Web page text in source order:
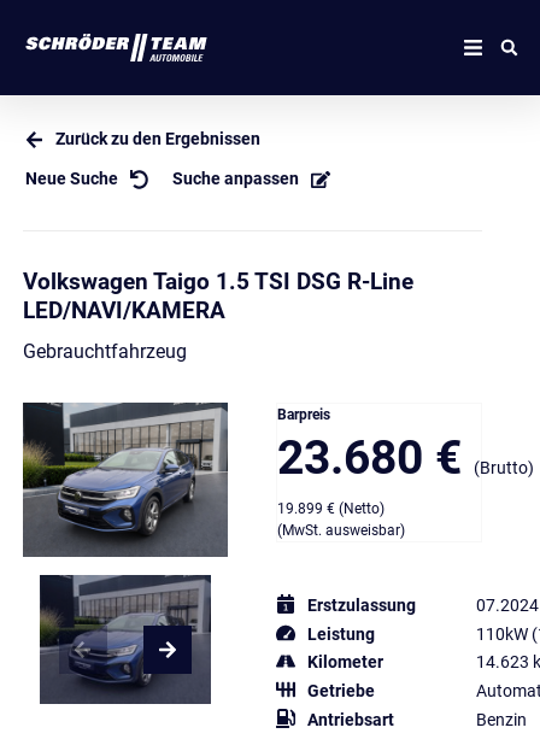
Zurück zu den Ergebnissen
Neue Suche Suche anpassen
Volkswagen Taigo 1.5 TSI DSG R-Line
LED/NAVI/KAMERA
Gebrauchtfahrzeug
Barpreis
23.680 € (Brutto)
19.899 € (Netto)
(MwSt. ausweisbar)
Erstzulassung
07.2024
Leistung
110kW
Kilometer
14.623
Getriebe
Antriebsart
Benzin